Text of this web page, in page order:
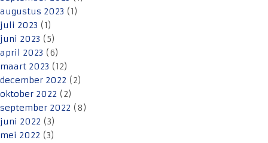
augustus 2023 (1)
juli 2023 (1)
juni 2023 (5)
april 2023 (6)
maart 2023 (12)
december 2022 (2)
oktober 2022 (2)
september 2022 (8)
juni 2022 (3)
mei 2022 (3)